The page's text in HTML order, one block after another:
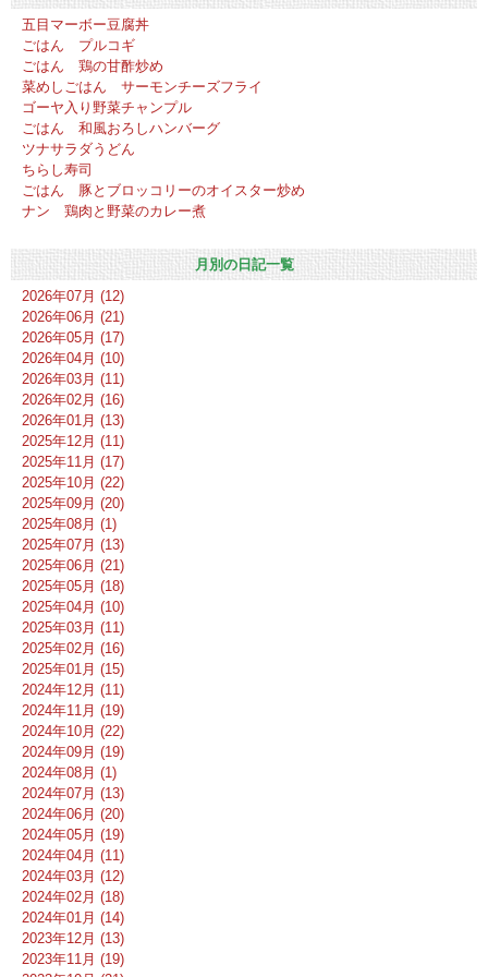
五目マーボー豆腐丼
ごはん プルコギ
ごはん 鶏の甘酢炒め
菜めしごはん サーモンチーズフライ
ゴーヤ入り野菜チャンプル
ごはん 和風おろしハンバーグ
ツナサラダうどん
ちらし寿司
ごはん 豚とブロッコリーのオイスター炒め
ナン 鶏肉と野菜のカレー煮
月別の日記一覧
2026年07月 (12)
2026年06月 (21)
2026年05月 (17)
2026年04月 (10)
2026年03月 (11)
2026年02月 (16)
2026年01月 (13)
2025年12月 (11)
2025年11月 (17)
2025年10月 (22)
2025年09月 (20)
2025年08月 (1)
2025年07月 (13)
2025年06月 (21)
2025年05月 (18)
2025年04月 (10)
2025年03月 (11)
2025年02月 (16)
2025年01月 (15)
2024年12月 (11)
2024年11月 (19)
2024年10月 (22)
2024年09月 (19)
2024年08月 (1)
2024年07月 (13)
2024年06月 (20)
2024年05月 (19)
2024年04月 (11)
2024年03月 (12)
2024年02月 (18)
2024年01月 (14)
2023年12月 (13)
2023年11月 (19)